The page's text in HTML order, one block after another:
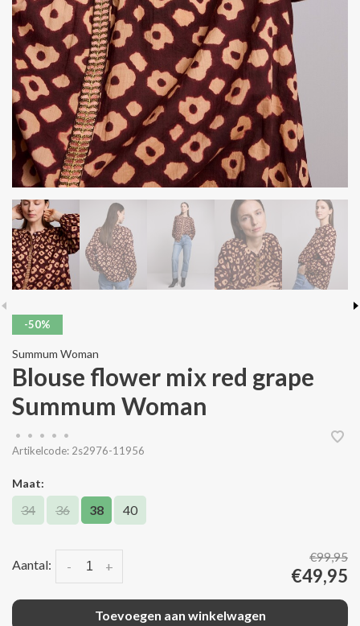
-50%
Summum Woman
Blouse flower mix red grape
Summum Woman
• • • •
•
Artikelcode: 2s2976-11956
Maat:
34 36 38 40
Aantal: +
-
€99,95
€49,95
Toevoegen aan winkelwagen